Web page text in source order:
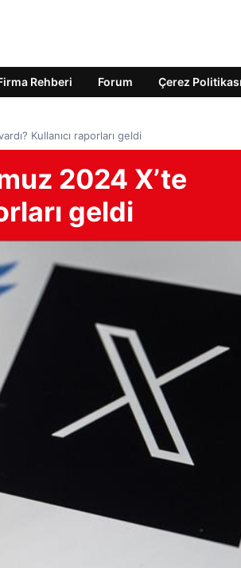
Rehberi Forum Çerez Politikası
Kullanıcı raporları geldi
2024 X’te
geldi